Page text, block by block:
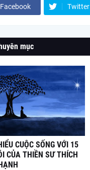
Facebook Twitter
mục
CUỘC SỐNG VỚI 15
CỦA THIỀN SƯ THÍCH